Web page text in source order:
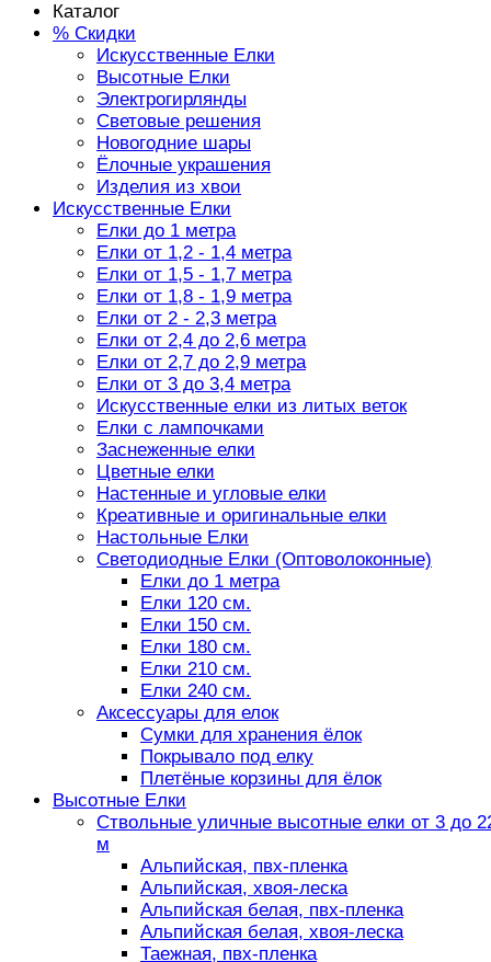
Каталог
% Скидки
Искусственные Елки
Высотные Елки
Электрогирлянды
Световые решения
Новогодние шары
Ёлочные украшения
Изделия из хвои
Искусственные Елки
Елки до 1 метра
Елки от 1,2 - 1,4 метра
Елки от 1,5 - 1,7 метра
Елки от 1,8 - 1,9 метра
Елки от 2 - 2,3 метра
Елки от 2,4 до 2,6 метра
Елки от 2,7 до 2,9 метра
Елки от 3 до 3,4 метра
Искусственные елки из литых веток
Елки с лампочками
Заснеженные елки
Цветные елки
Настенные и угловые елки
Креативные и оригинальные елки
Настольные Елки
Светодиодные Елки (Оптоволоконные)
Елки до 1 метра
Елки 120 см.
Елки 150 см.
Елки 180 см.
Елки 210 см.
Елки 240 см.
Аксессуары для елок
Сумки для хранения ёлок
Покрывало под елку
Плетёные корзины для ёлок
Высотные Елки
Ствольные уличные высотные елки от 3 до
м
Альпийская, пвх-пленка
Альпийская, хвоя-леска
Альпийская белая, пвх-пленка
Альпийская белая, хвоя-леска
Таежная, пвх-пленка